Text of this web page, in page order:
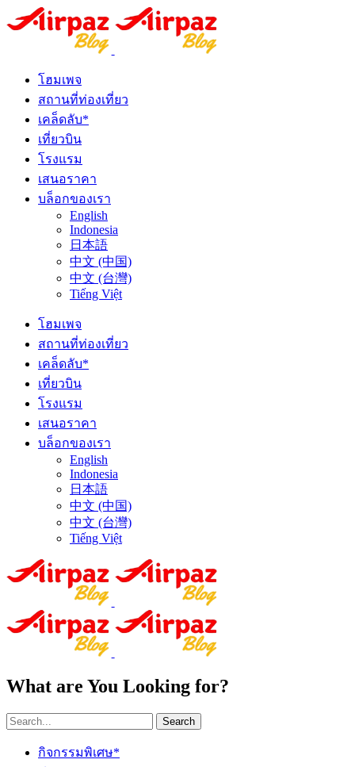
โฮมเพจ
สถานที่ท่องเที่ยว
เคล็ดลับ*
เที่ยวบิน
โรงแรม
เสนอราคา
บล็อกของเรา
English
Indonesia
日本語
中文 (中国)
中文 (台灣)
Tiếng Việt
โฮมเพจ
สถานที่ท่องเที่ยว
เคล็ดลับ*
เที่ยวบิน
โรงแรม
เสนอราคา
บล็อกของเรา
English
Indonesia
日本語
中文 (中国)
中文 (台灣)
Tiếng Việt
What are You Looking for?
Search
กิจกรรมพิเศษ*